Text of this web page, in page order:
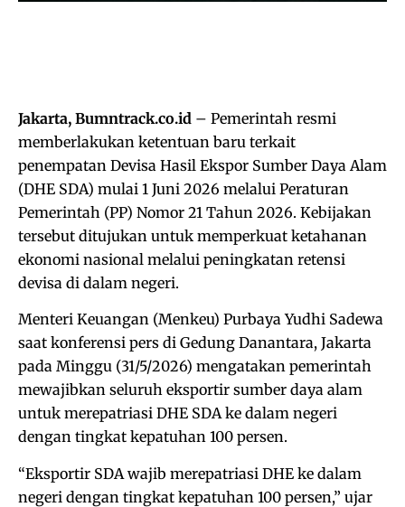
Jakarta, Bumntrack.co.id – Pemerintah resmi
memberlakukan ketentuan baru terkait
penempatan Devisa Hasil Ekspor Sumber Daya Alam
(DHE SDA) mulai 1 Juni 2026 melalui Peraturan
Pemerintah (PP) Nomor 21 Tahun 2026. Kebijakan
tersebut ditujukan untuk memperkuat ketahanan
ekonomi nasional melalui peningkatan retensi
devisa di dalam negeri.
Menteri Keuangan (Menkeu) Purbaya Yudhi Sadewa
saat konferensi pers di Gedung Danantara, Jakarta
pada Minggu (31/5/2026) mengatakan pemerintah
mewajibkan seluruh eksportir sumber daya alam
untuk merepatriasi DHE SDA ke dalam negeri
dengan tingkat kepatuhan 100 persen.
“Eksportir SDA wajib merepatriasi DHE ke dalam
negeri dengan tingkat kepatuhan 100 persen,” ujar